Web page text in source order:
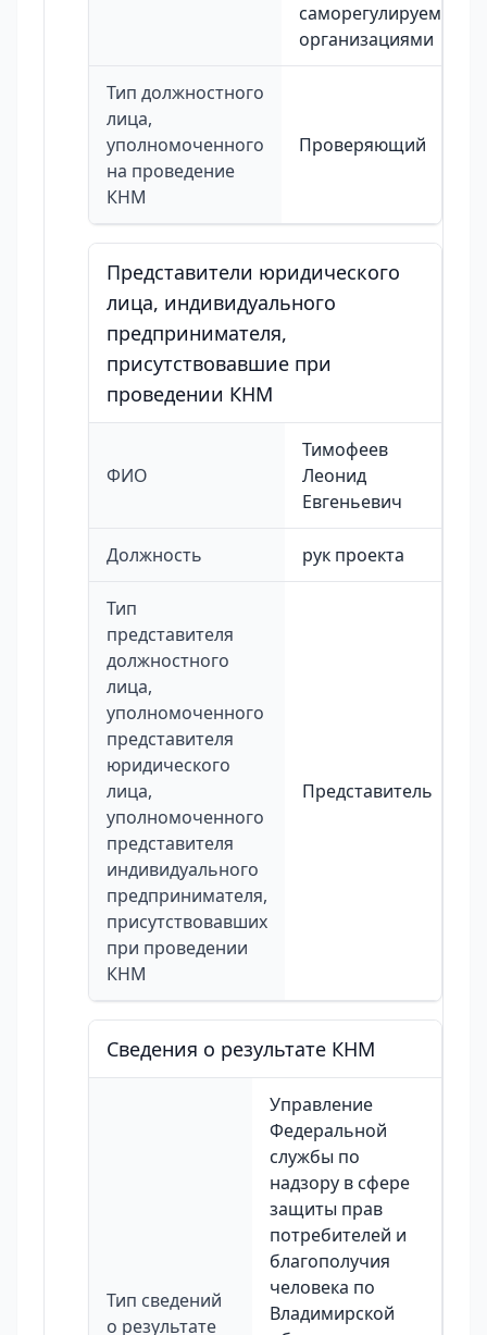
саморегулируемыми
организациями
Тип должностного
лица,
уполномоченного
на проведение
КНМ
Проверяющий
Представители юридического
лица, индивидуального
предпринимателя,
присутствовавшие при
проведении КНМ
ФИО
Тимофеев
Леонид
Евгеньевич
Должность рук проекта
Тип
представителя
должностного
лица,
уполномоченного
представителя
юридического
лица,
уполномоченного
представителя
индивидуального
предпринимателя,
присутствовавших
при проведении
КНМ
Представитель
Сведения о результате КНМ
Тип сведений
о результате
Управление
Федеральной
службы по
надзору в сфере
защиты прав
потребителей и
благополучия
человека по
Владимирской